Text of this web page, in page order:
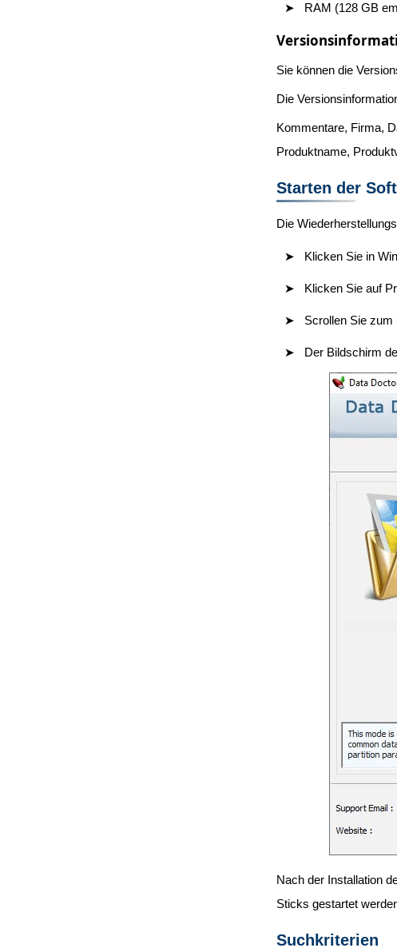
RAM (128 GB
Sie können die
Die
Kommentare, Firma,
Produktname,
Starten der
Die
Klicken Sie in
Klicken Sie auf
Scrollen Sie
Der Bildschirm
Nach der Installation
Sticks gestartet
Suchkriterien